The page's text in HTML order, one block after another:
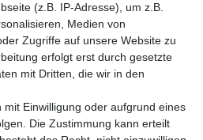
(z.B. IP-Adresse), um z.B.
Medien von
Zugriffe auf unsere Website zu
erfolgt erst durch gesetzte
mit Dritten, die wir in den
Einwilligung oder aufgrund eines
Die Zustimmung kann erteilt